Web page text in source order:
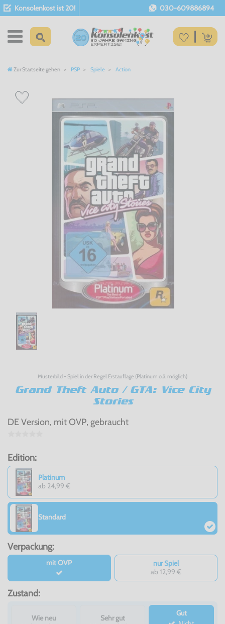
Konsolenkost ist 20! 030-609886894
Zur Startseite gehen PSP Spiele Action
Musterbild - Spiel in der Regel Erstauflage (Platinum o.ä. möglich)
Grand Theft Auto / GTA: Vice City
Stories
DE Version, mit OVP, gebraucht
Edition:
Platinum
ab 24,99 €
Standard
Verpackung:
mit OVP
nur Spiel
ab 12,99 €
Zustand:
Wie neu
Sehr gut
Gut